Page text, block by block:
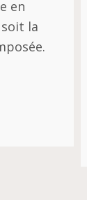
en
la